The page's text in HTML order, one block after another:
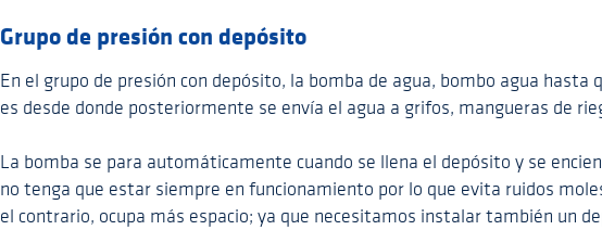
Grupo de presión con depósito
En el grupo de presión con depósito, la bomba de agua, bombo agua hasta
es desde donde posteriormente se envía el agua a grifos, mangueras de
La bomba se para automáticamente cuando se llena el depósito y se
no tenga que estar siempre en funcionamiento por lo que evita ruidos
el contrario, ocupa más espacio; ya que necesitamos instalar también un